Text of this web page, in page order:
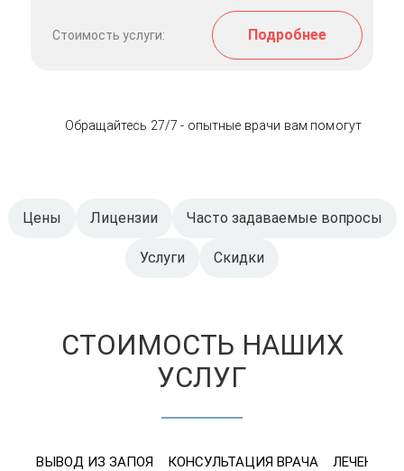
Стоимость услуги: Подробнее
Обращайтесь 27/7 - опытные врачи вам помогут
Цены Лицензии Часто задаваемые вопросы
Услуги Скидки
СТОИМОСТЬ НАШИХ
УСЛУГ
ВЫВОД ИЗ ЗАПОЯ КОНСУЛЬТАЦИЯ ВРАЧА ЛЕЧЕНИЕ